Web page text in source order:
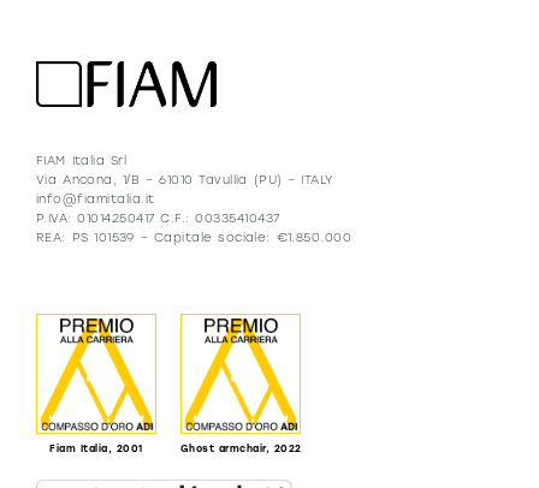
FIAM Italia Srl
Via Ancona, 1/B – 61010 Tavullia (PU) – ITALY
info@fiamitalia.it
P.IVA: 01014250417 C.F.: 00335410437
REA: PS 101539 – Capitale sociale: €1.850.000
Fiam Italia, 2001 Ghost armchair, 2022